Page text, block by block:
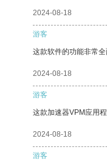
2024-08-18
游客
这款软件的功能非常全
2024-08-18
游客
这款加速器VPM应用
2024-08-18
游客